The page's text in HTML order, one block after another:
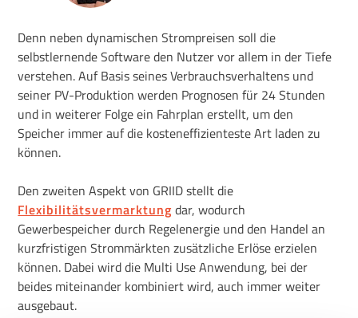
Denn neben dynamischen Strompreisen soll die
selbstlernende Software den Nutzer vor allem in der Tiefe
verstehen. Auf Basis seines Verbrauchsverhaltens und
seiner PV-Produktion werden Prognosen für 24 Stunden
und in weiterer Folge ein Fahrplan erstellt, um den
Speicher immer auf die kosteneffizienteste Art laden zu
können.
Den zweiten Aspekt von GRIID stellt die
Flexibilitätsvermarktung dar, wodurch
Gewerbespeicher durch Regelenergie und den Handel an
kurzfristigen Strommärkten zusätzliche Erlöse erzielen
können. Dabei wird die Multi Use Anwendung, bei der
beides miteinander kombiniert wird, auch immer weiter
ausgebaut.